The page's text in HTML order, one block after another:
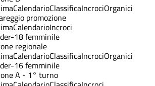
CalendarioClassificaIncrociOrganici
promozione
CalendarioIncroci
18 femminile
regionale
CalendarioClassificaIncrociOrganici
16 femminile
A - 1° turno